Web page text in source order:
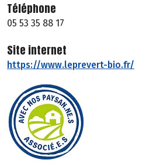
Téléphone
05 53 35 88 17
Site internet
https://www.leprevert-bio.fr/